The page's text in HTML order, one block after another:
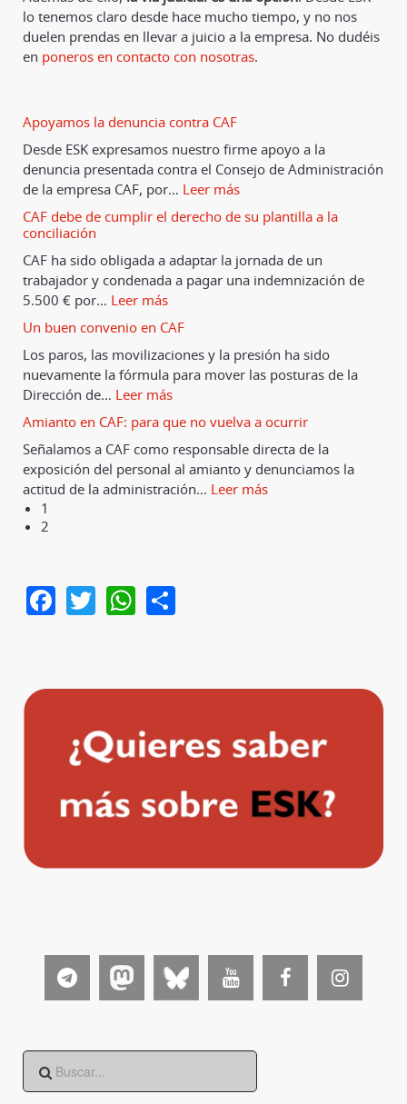
lo tenemos claro desde hace mucho tiempo, y no nos
duelen prendas en llevar a juicio a la empresa. No dudéis
en poneros en contacto con nosotras.
Apoyamos la denuncia contra CAF
Desde ESK expresamos nuestro firme apoyo a la
denuncia presentada contra el Consejo de Administración
de la empresa CAF, por… Leer más
CAF debe de cumplir el derecho de su plantilla a la
conciliación
CAF ha sido obligada a adaptar la jornada de un
trabajador y condenada a pagar una indemnización de
5.500 € por… Leer más
Un buen convenio en CAF
Los paros, las movilizaciones y la presión ha sido
nuevamente la fórmula para mover las posturas de la
Dirección de… Leer más
Amianto en CAF: para que no vuelva a ocurrir
Señalamos a CAF como responsable directa de la
exposición del personal al amianto y denunciamos la
actitud de la administración… Leer más
1
2
Facebook
TwitterWhatsApp